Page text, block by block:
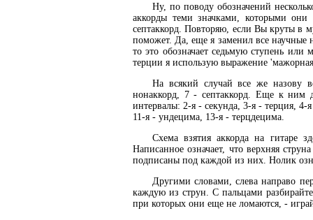
Ну, по поводу обозначений
аккорды теми значками, которыми они
септаккорд. Повторяю, если Вы круты в
поможет. Да, еще я заменил все научные
то это обозначает седьмую ступень
терции я использую выражение 'мажорная
На всякий случай все же назову
нонаккорд, 7 - септаккорд. Еще к ним
интервалы: 2-я - секунда, 3-я - терция,
11-я - ундецима, 13-я - терцдецима.
Схема взятия аккорда на гитаре
Написанное означает, что верхняя
подписаны под каждой из них. Нолик
Другими словами, слева направо
каждую из струн. С пальцами
при которых они еще не ломаются, -